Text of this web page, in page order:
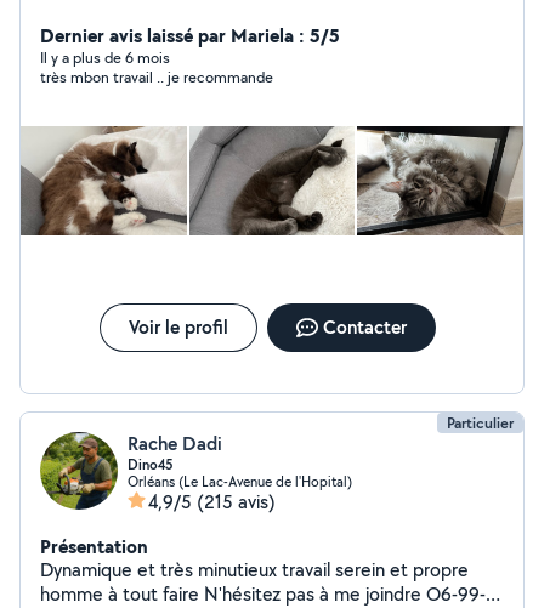
pratiquons la garde d'animaux, nous aimons la proximité
entre le propriétaire l'animal et nous mêmes. Nous
prenons le temps d'accompagner les propriétaires dans
manutention et déménagement. Pour ma part j'effectue
aussi des ménages et également de la location et
prestation de shampouineuse
Dernier avis laissé par Mariela : 5/5
Il y a plus de 6 mois
très mbon travail .. je recommande
Voir le profil Contacter
Particulier
Rache Dadi
Dino45
Orléans (Le Lac-Avenue de l'Hopital)
4,9/5 (215 avis)
Présentation
Dynamique et très minutieux travail serein et propre
homme à tout faire N'hésitez pas à me joindre O6-99-